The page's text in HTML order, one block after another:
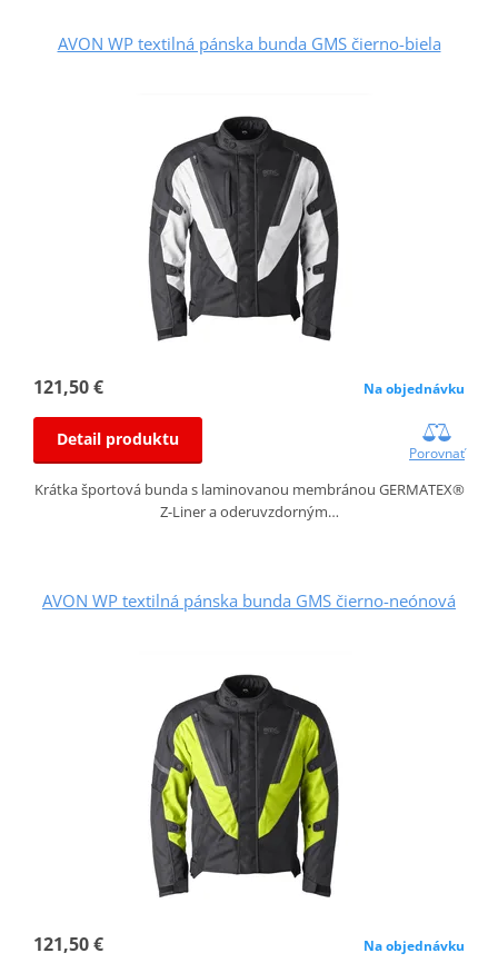
AVON WP textilná pánska bunda GMS čierno-biela
121,50 € Na objednávku
Detail produktu
Porovnať
Krátka športová bunda s laminovanou membránou GERMATEX®
Z-Liner a oderuvzdorným…
AVON WP textilná pánska bunda GMS čierno-neónová
121,50 € Na objednávku